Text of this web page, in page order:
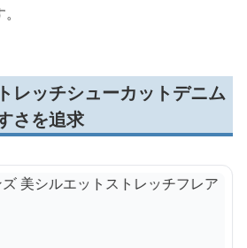
レッチシューカットデニム
さを追求